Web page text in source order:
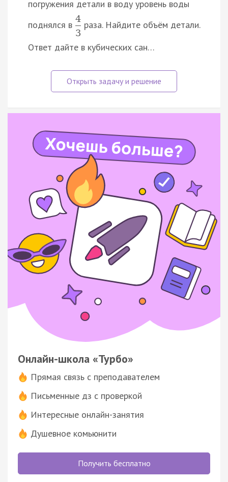
погружения детали в воду уровень воды
поднялся в
4
3
раза. Найдите объём детали.
Ответ дайте в кубических сан…
Онлайн-школа «Турбо»
Прямая связь с преподавателем
Письменные дз с проверкой
Интересные онлайн-занятия
Душевное комьюнити
Получить бесплатно